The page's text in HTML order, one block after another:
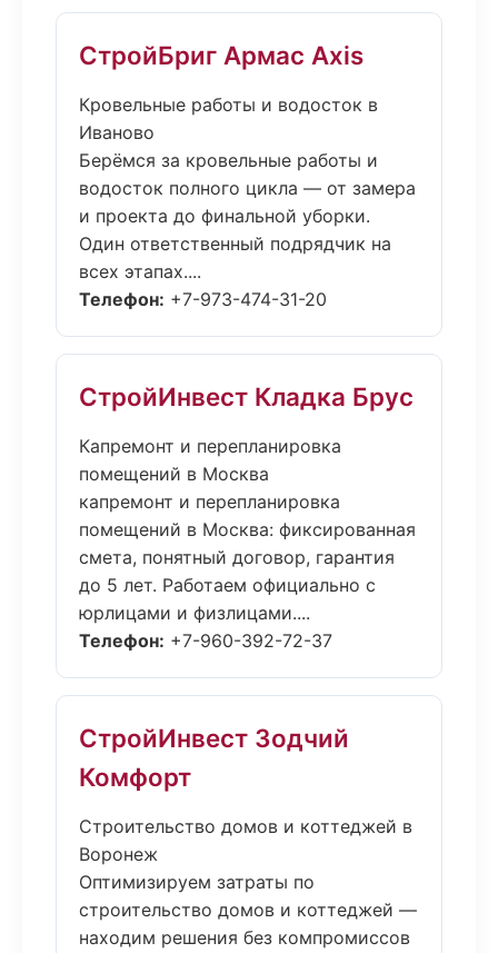
СтройБриг Армас Axis
Кровельные работы и водосток в
Иваново
Берёмся за кровельные работы и
водосток полного цикла — от замера
и проекта до финальной уборки.
Один ответственный подрядчик на
всех этапах....
Телефон: +7-973-474-31-20
СтройИнвест Кладка Брус
Капремонт и перепланировка
помещений в Москва
капремонт и перепланировка
помещений в Москва: фиксированная
смета, понятный договор, гарантия
до 5 лет. Работаем официально с
юрлицами и физлицами....
Телефон: +7-960-392-72-37
СтройИнвест Зодчий
Комфорт
Строительство домов и коттеджей в
Воронеж
Оптимизируем затраты по
строительство домов и коттеджей —
находим решения без компромиссов